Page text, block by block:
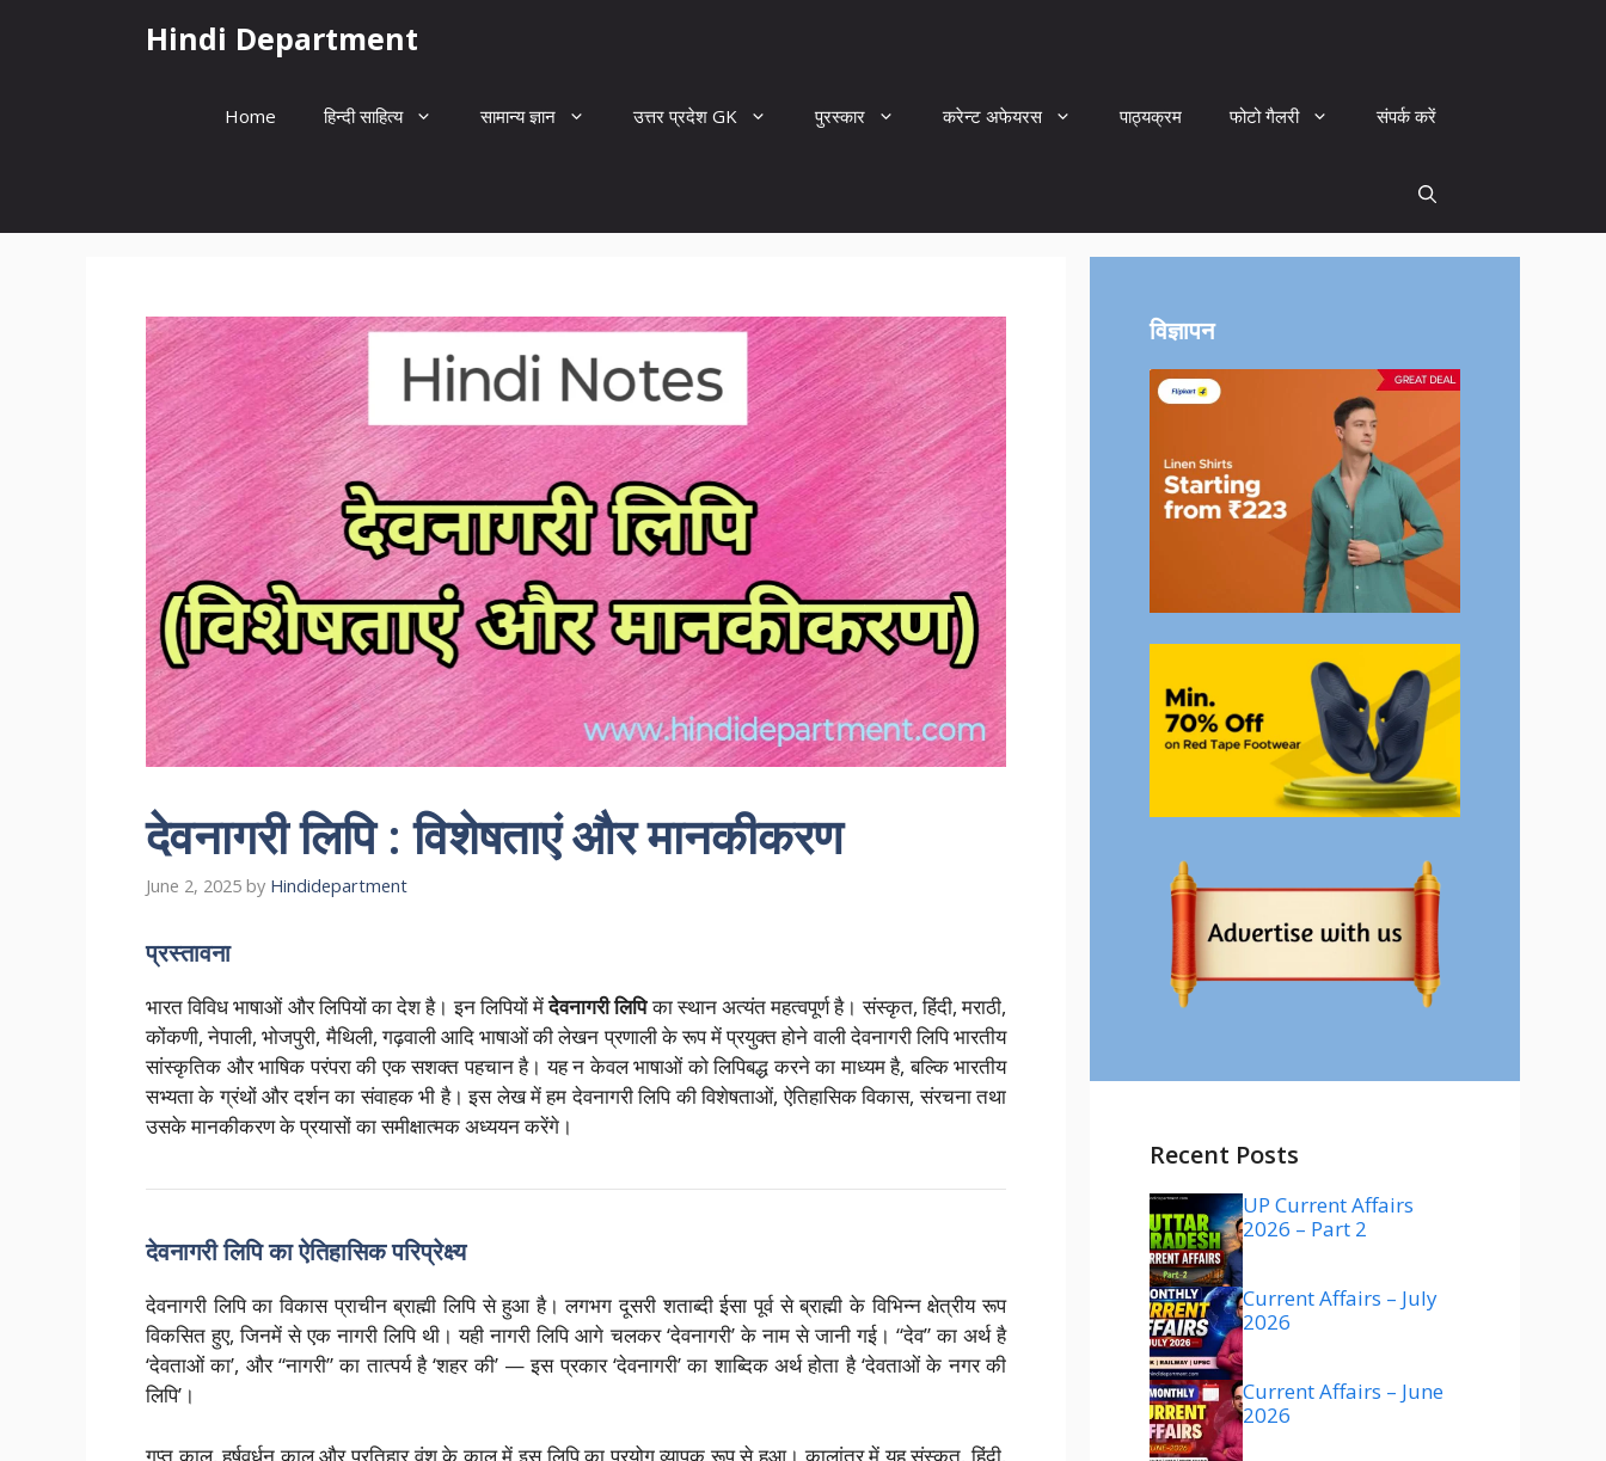
Hindi Department
Home हिन्दी साहित्य सामान्य ज्ञान उत्तर प्रदेश GK पुरस्कार करेन्ट अफेयरस पाठ्यक्रम फोटो गैलरी संपर्क करें
देवनागरी लिपि : विशेषताएं और मानकीकरण
June 2, 2025 by Hindidepartment
प्रस्तावना
भारत विविध भाषाओं और लिपियों का देश है। इन लिपियों मेंदेवनागरी लिपिका स्थान अत्यंत महत्वपूर्ण है। संस्कृत, हिंदी, मराठी,
कोंकणी, नेपाली, भोजपुरी, मैथिली, गढ़वाली आदि भाषाओं की लेखन प्रणाली के रूप में प्रयुक्त होने वाली देवनागरी लिपि भारतीय
सांस्कृतिक और भाषिक परंपरा की एक सशक्त पहचान है। यह न केवल भाषाओं को लिपिबद्ध करने का माध्यम है, बल्कि भारतीय
सभ्यता के ग्रंथों और दर्शन का संवाहक भी है। इस लेख में हम देवनागरी लिपि की विशेषताओं, ऐतिहासिक विकास, संरचना तथा
उसके मानकीकरण के प्रयासों का समीक्षात्मक अध्ययन करेंगे।
देवनागरी लिपि का ऐतिहासिक परिप्रेक्ष्य
देवनागरी लिपि का विकास प्राचीन ब्राह्मी लिपि से हुआ है। लगभग दूसरी शताब्दी ईसा पूर्व से ब्राह्मी के विभिन्न क्षेत्रीय रूप
विकसित हुए, जिनमें से एक नागरी लिपि थी। यही नागरी लिपि आगे चलकर ‘देवनागरी’ के नाम से जानी गई। “देव” का अर्थ है
‘देवताओं का’, और “नागरी” का तात्पर्य है ‘शहर की’ — इस प्रकार ‘देवनागरी’ का शाब्दिक अर्थ होता है ‘देवताओं के नगर की
लिपि’।
गुप्त काल, हर्षवर्धन काल और प्रतिहार वंश के काल में इस लिपि का प्रयोग व्यापक रूप से हुआ। कालांतर में यह संस्कृत, हिंदी,
विज्ञापन
Recent Posts
UP Current Affairs
2026 – Part 2
Current Affairs – July
2026
Current Affairs – June
2026